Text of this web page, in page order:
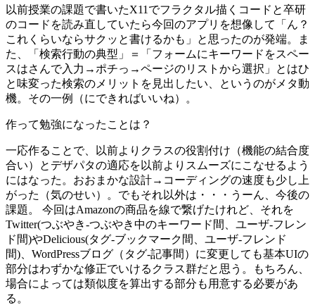
以前授業の課題で書いたX11でフラクタル描くコードと卒研
のコードを読み直していたら今回のアプリを想像して「ん？
これくらいならサクッと書けるかも」と思ったのが発端。ま
た、「検索行動の典型」＝「フォームにキーワードをスペー
スはさんで入力→ポチっ→ページのリストから選択」とはひ
と味変った検索のメリットを見出したい、というのがメタ動
機。その一例（にできればいいね）。
作って勉強になったことは？
一応作ることで、以前よりクラスの役割付け（機能の結合度
合い）とデザパタの適応を以前よりスムーズにこなせるよう
にはなった。おおまかな設計→コーディングの速度も少し上
がった（気のせい）。でもそれ以外は・・・うーん、今後の
課題。 今回はAmazonの商品を線で繋げたけれど、それを
Twitter(つぶやき-つぶやき中のキーワード間、ユーザ-フレン
ド間)やDelicious(タグ-ブックマーク間、ユーザ-フレンド
間)、WordPressブログ（タグ-記事間）に変更しても基本UIの
部分はわずかな修正でいけるクラス群だと思う。もちろん、
場合によっては類似度を算出する部分も用意する必要があ
る。